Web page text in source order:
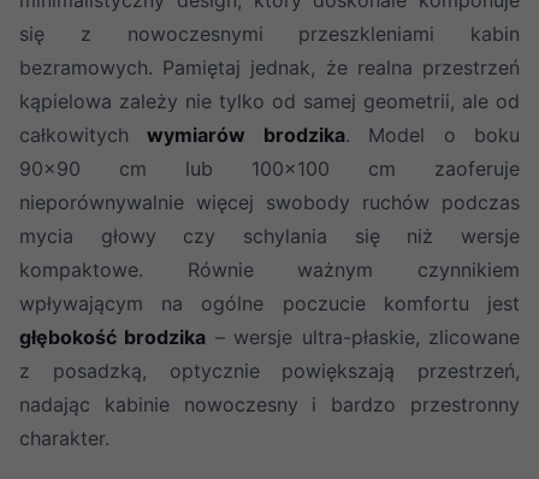
się z nowoczesnymi przeszkleniami kabin
bezramowych. Pamiętaj jednak, że realna przestrzeń
kąpielowa zależy nie tylko od samej geometrii, ale od
całkowitychwymiarów brodzika. Model o boku
90x90 cm lub 100x100 cm zaoferuje
nieporównywalnie więcej swobody ruchów podczas
mycia głowy czy schylania się niż wersje
kompaktowe. Równie ważnym czynnikiem
wpływającym na ogólne poczucie komfortu jest
głębokość brodzika – wersje ultra-płaskie, zlicowane
z posadzką, optycznie powiększają przestrzeń,
nadając kabinie nowoczesny i bardzo przestronny
charakter.